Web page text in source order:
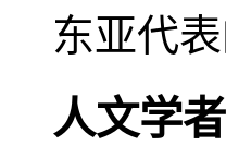
东亚代
人文学